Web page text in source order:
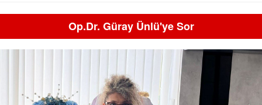
Op.Dr. Güray Ünlü'ye Sor